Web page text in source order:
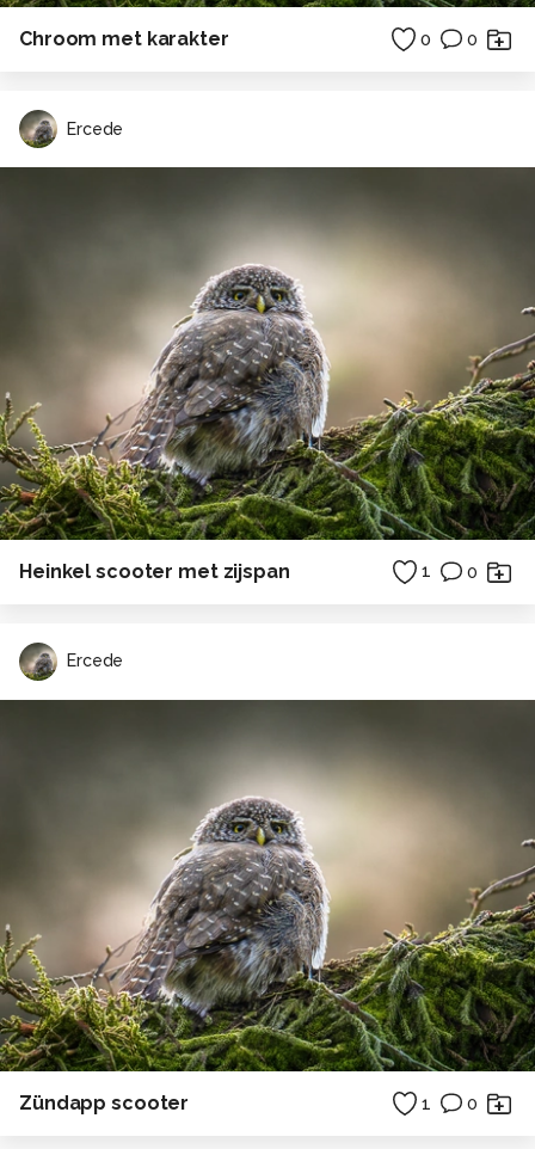
Chroom met karakter 0 0
Ercede
Heinkel scooter met zijspan 1 0
Ercede
Zündapp scooter 1 0